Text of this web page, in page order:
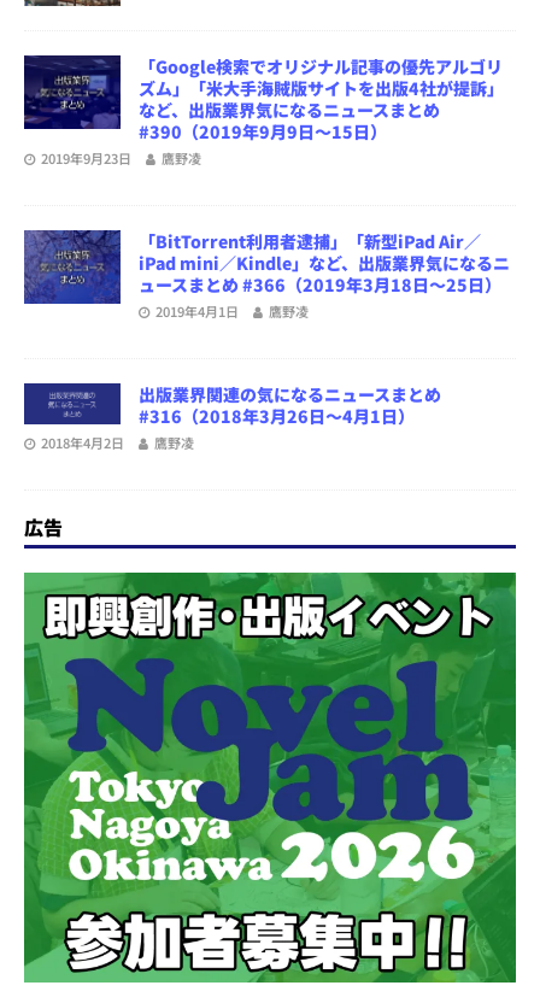
「Google検索でオリジナル記事の優先アルゴリ
ズム」「米大手海賊版サイトを出版4社が提訴」
など、出版業界気になるニュースまとめ
#390（2019年9月9日～15日）
2019年9月23日 鷹野凌
「BitTorrent利用者逮捕」「新型iPad Air／
iPad mini／Kindle」など、出版業界気になるニ
ュースまとめ #366（2019年3月18日～25日）
2019年4月1日 鷹野凌
出版業界関連の気になるニュースまとめ
#316（2018年3月26日～4月1日）
2018年4月2日 鷹野凌
広告